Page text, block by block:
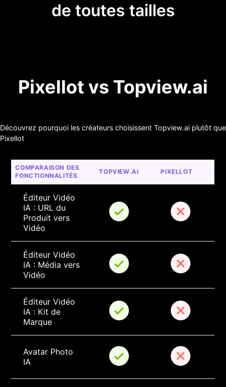
de toutes tailles
Pixellot vs Topview.ai
Découvrez pourquoi les créateurs choisissent Topview.ai plutôt que
Pixellot
COMPARAISON DES
FONCTIONNALITÉS
TOPVIEW.AI PIXELLOT
Éditeur Vidéo
IA : URL du
Produit vers
Vidéo
Éditeur Vidéo
IA : Média vers
Vidéo
Éditeur Vidéo
IA : Kit de
Marque
Avatar Photo
IA